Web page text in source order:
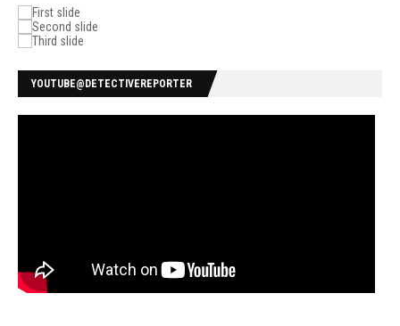
YOUTUBE@DETECTIVEREPORTER